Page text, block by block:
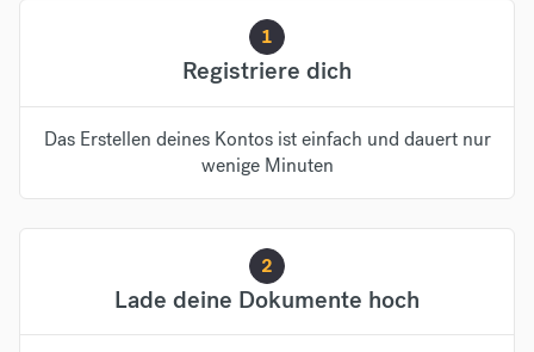
1
Registriere dich
Das Erstellen deines Kontos ist einfach und dauert nur
wenige Minuten
2
Lade deine Dokumente hoch